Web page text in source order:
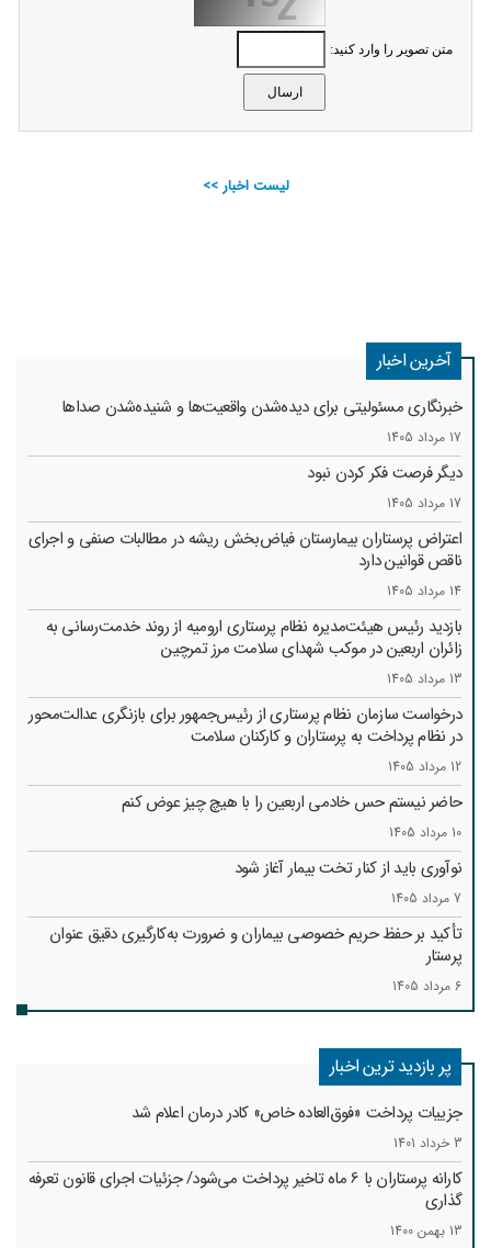
متن تصویر را وارد کنید:
لیست اخبار >>
آخرین اخبار
خبرنگاری مسئولیتی برای دیده‌شدن واقعیت‌ها و شنیده‌شدن صداها
17 مرداد 1405
دیگر فرصت فکر کردن نبود
17 مرداد 1405
اعتراض پرستاران بیمارستان فیاض‌بخش ریشه در مطالبات صنفی و اجرای
ناقص قوانین دارد
14 مرداد 1405
بازدید رئیس هیئت‌مدیره نظام پرستاری ارومیه از روند خدمت‌رسانی به
زائران اربعین در موکب شهدای سلامت مرز تمرچین
13 مرداد 1405
درخواست سازمان نظام پرستاری از رئیس‌جمهور برای بازنگری عدالت‌محور
در نظام پرداخت به پرستاران و کارکنان سلامت
12 مرداد 1405
حاضر نیستم حس خادمی اربعین را با هیچ چیز عوض کنم
10 مرداد 1405
نوآوری باید از کنار تخت بیمار آغاز شود
7 مرداد 1405
تأکید بر حفظ حریم خصوصی بیماران و ضرورت به‌کارگیری دقیق عنوان
پرستار
6 مرداد 1405
پر بازدید ترین اخبار
جزییات پرداخت «فوق‌العاده خاص» کادر درمان اعلام شد
3 خرداد 1401
کارانه‌ پرستاران با 6 ماه تاخیر پرداخت می‌شود/ جزئیات اجرای قانون تعرفه
گذاری
13 بهمن 1400